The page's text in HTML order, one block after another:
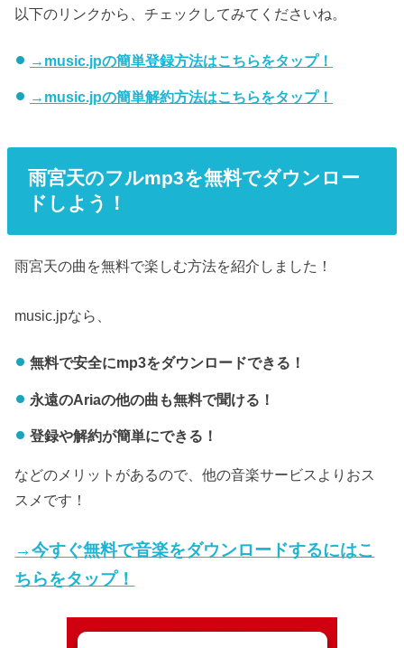
以下のリンクから、チェックしてみてくださいね。
→music.jpの簡単登録方法はこちらをタップ！
→music.jpの簡単解約方法はこちらをタップ！
雨宮天のフルmp3を無料でダウンロー
ドしよう！
雨宮天の曲を無料で楽しむ方法を紹介しました！
music.jpなら、
無料で安全にmp3をダウンロードできる！
永遠のAriaの他の曲も無料で聞ける！
登録や解約が簡単にできる！
などのメリットがあるので、他の音楽サービスよりおス
スメです！
→今すぐ無料で音楽をダウンロードするにはこ
ちらをタップ！